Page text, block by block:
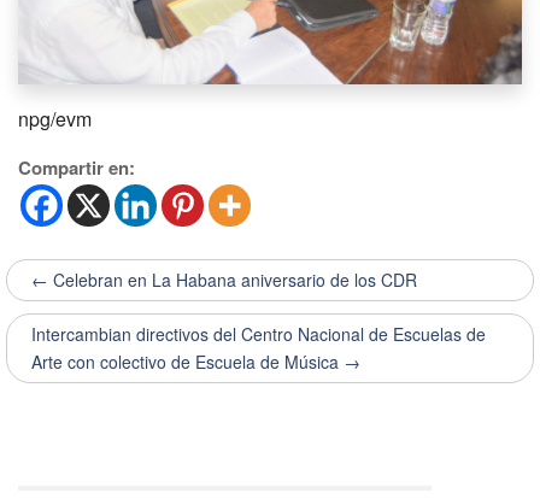
npg/evm
Compartir en:
← Celebran en La Habana aniversario de los CDR
Intercambian directivos del Centro Nacional de Escuelas de
Arte con colectivo de Escuela de Música →